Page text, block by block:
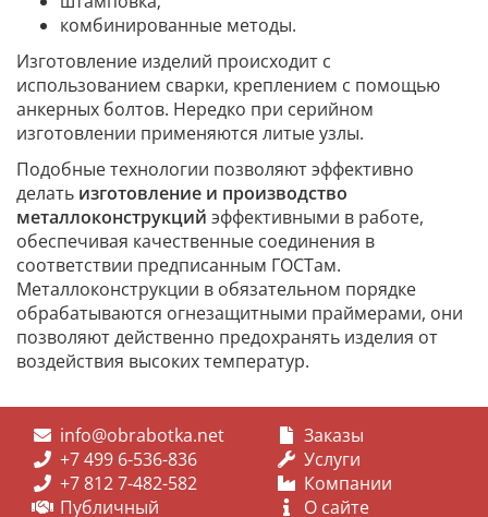
комбинированные методы.
Изготовление изделий происходит с
использованием сварки, креплением с помощью
анкерных болтов. Нередко при серийном
изготовлении применяются литые узлы.
Подобные технологии позволяют эффективно
делать изготовление и производство
металлоконструкций эффективными в работе,
обеспечивая качественные соединения в
соответствии предписанным ГОСТам.
Металлоконструкции в обязательном порядке
обрабатываются огнезащитными праймерами, они
позволяют действенно предохранять изделия от
воздействия высоких температур.
info@obrabotka.net
+7 499 6-536-836
+7 812 7-482-582
Публичный
Заказы
Услуги
Компании
О сайте